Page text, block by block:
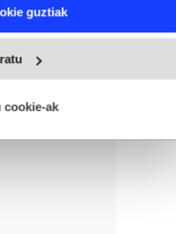
details section
esperientzia eta zerbitzuak
irakurri
guztiak
cookie-ak